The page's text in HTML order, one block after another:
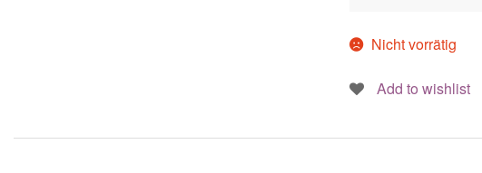
Nicht vorrätig
Add to wishlist